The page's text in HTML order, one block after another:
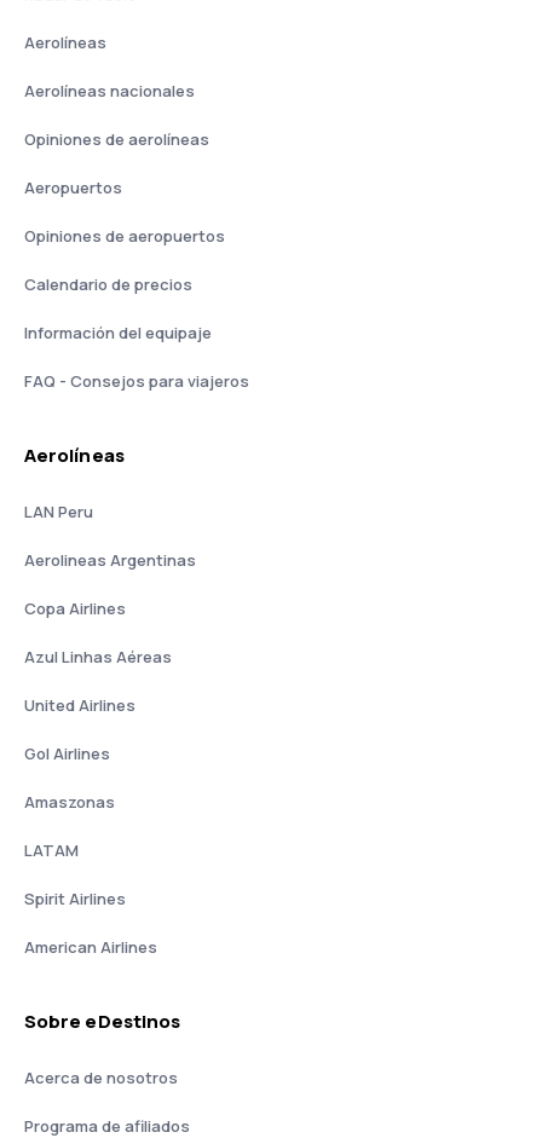
Aerolíneas
Aerolíneas nacionales
Opiniones de aerolíneas
Aeropuertos
Opiniones de aeropuertos
Calendario de precios
Información del equipaje
FAQ - Consejos para viajeros
Aerolíneas
LAN Peru
Aerolineas Argentinas
Copa Airlines
Azul Linhas Aéreas
United Airlines
Gol Airlines
Amaszonas
LATAM
Spirit Airlines
American Airlines
Sobre eDestinos
Acerca de nosotros
Programa de afiliados